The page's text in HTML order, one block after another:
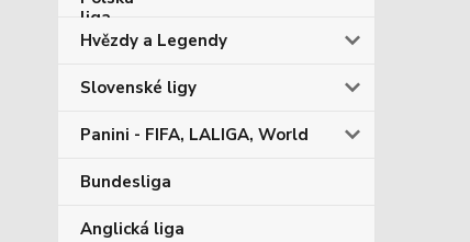
Hvězdy a Legendy
Slovenské ligy
Panini - FIFA, LALIGA, World
Bundesliga
Anglická liga